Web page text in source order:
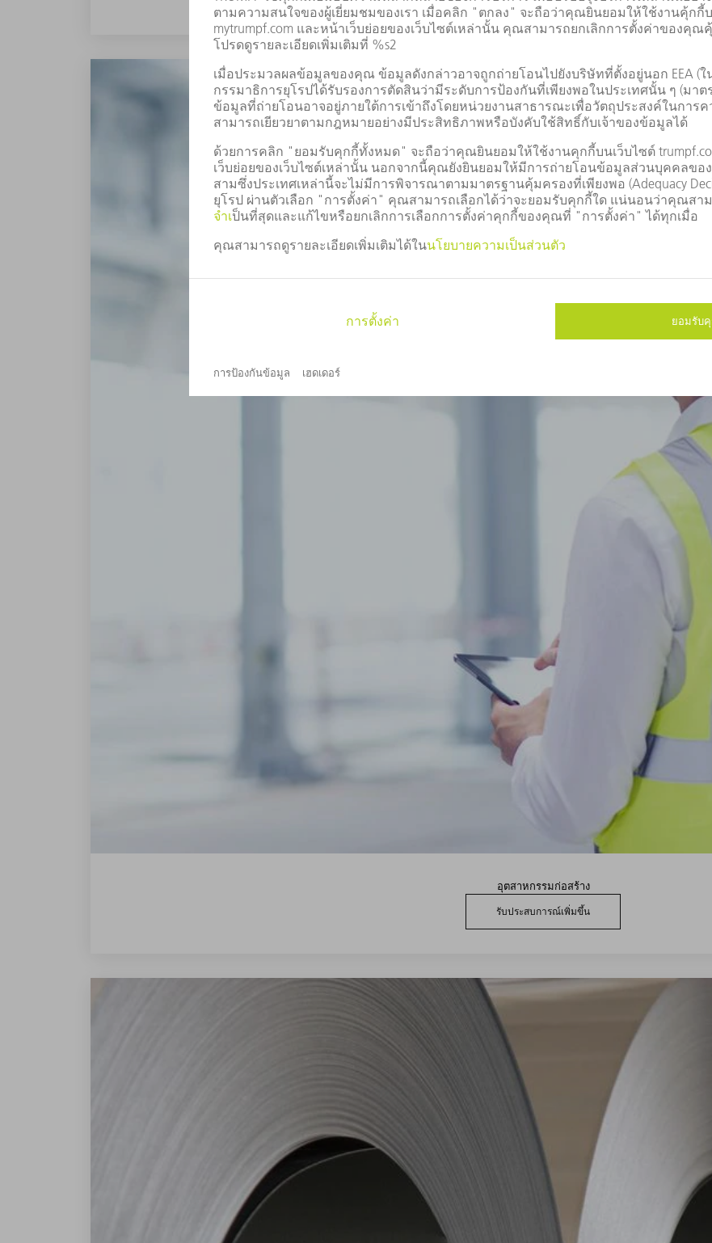
อุตสาหกรรมก่อสร้าง
รับประสบการณ์เพิ่มขึ้น